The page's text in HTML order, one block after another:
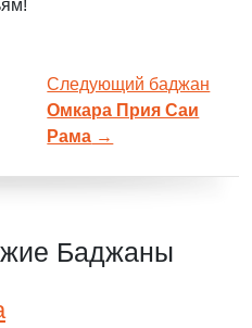
Следующий баджан
Омкара Прия Саи
Рама →
Баджаны